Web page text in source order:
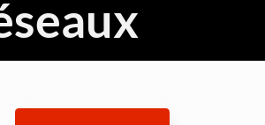
Cloud AWS et Azure
Architecture et Sécurité Cloud